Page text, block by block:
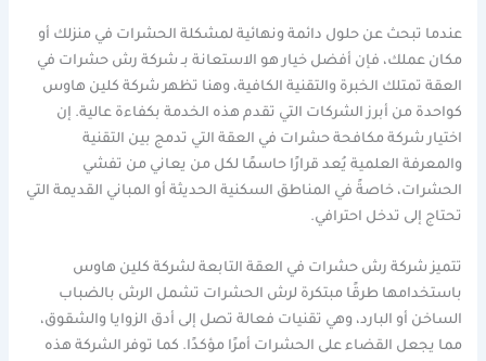
عندما تبحث عن حلول دائمة ونهائية لمشكلة الحشرات في منزلك أو
مكان عملك، فإن أفضل خيار هو الاستعانة بـ شركة رش حشرات في
العقة تمتلك الخبرة والتقنية الكافية، وهنا تظهر شركة كلين هاوس
كواحدة من أبرز الشركات التي تقدم هذه الخدمة بكفاءة عالية. إن
اختيار شركة مكافحة حشرات في العقة التي تدمج بين التقنية
والمعرفة العلمية يُعد قرارًا حاسمًا لكل من يعاني من تفشي
الحشرات، خاصةً في المناطق السكنية الحديثة أو المباني القديمة التي
تحتاج إلى تدخل احترافي.
تتميز شركة رش حشرات في العقة التابعة لشركة كلين هاوس
باستخدامها طرقًا مبتكرة لرش الحشرات تشمل الرش بالضباب
الساخن أو البارد، وهي تقنيات فعالة تصل إلى أدق الزوايا والشقوق،
مما يجعل القضاء على الحشرات أمرًا مؤكدًا. كما توفر الشركة هذه